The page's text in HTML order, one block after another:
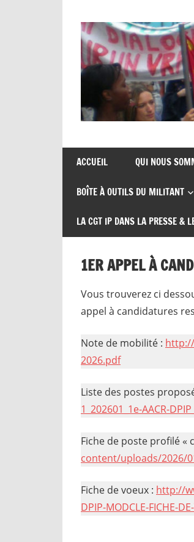
content
CGT
insertion
probation
de
syndicats
insertion
ACCUEIL QUI NOUS
BOÎTE À OUTILS DU MILITANT
LA CGT IP DANS LA PRESSE &
1ER APPEL À
Vous trouverez ci
appel à candidatures
Note de mobilité :
2026.pdf
Liste des postes
1_202601_1e-AACR-
Fiche de poste profilé «
content/uploads/2026/
Fiche de voeux : http://
DPIP-MODCLE-FICHE-